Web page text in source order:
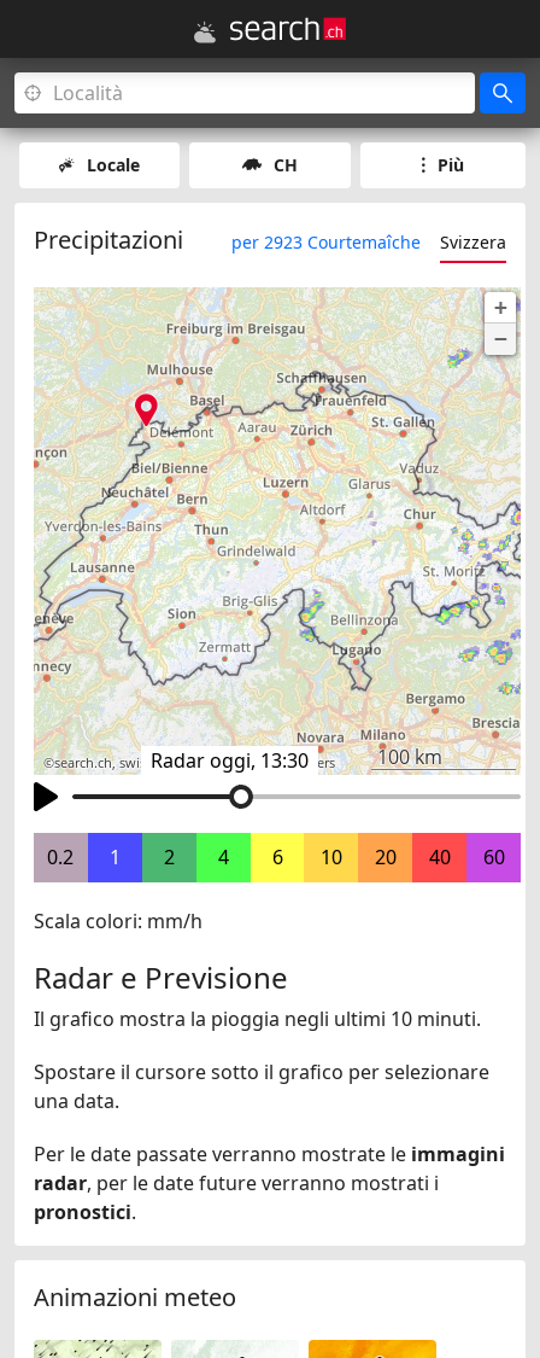
Locale CH Più
Precipitazioni per 2923 Courtemaîche Svizzera
Radar oggi, 13:30
+
−
©search.ch,swisstopo,OpenStreetMap,others 100 km
0.2 1 2 4 6 10 20 40 60
Scala colori: mm/h
Radar e Previsione
Il grafico mostra la pioggia negli ultimi 10 minuti.
Spostare il cursore sotto il grafico per selezionare
una data.
Per le date passate verranno mostrate le immagini
radar, per le date future verranno mostrati i
pronostici.
Animazioni meteo